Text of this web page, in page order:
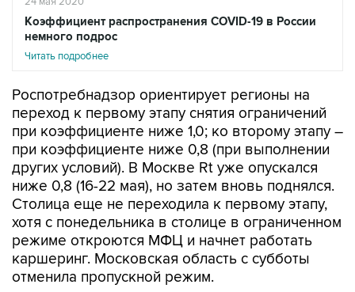
Коэффициент распространения COVID-19 в России
немного подрос
Читать подробнее
Роспотребнадзор ориентирует регионы на
переход к первому этапу снятия ограничений
при коэффициенте ниже 1,0; ко второму этапу –
при коэффициенте ниже 0,8 (при выполнении
других условий). В Москве Rt уже опускался
ниже 0,8 (16-22 мая), но затем вновь поднялся.
Столица еще не переходила к первому этапу,
хотя с понедельника в столице в ограниченном
режиме откроются МФЦ и начнет работать
каршеринг. Московская область с субботы
отменила пропускной режим.